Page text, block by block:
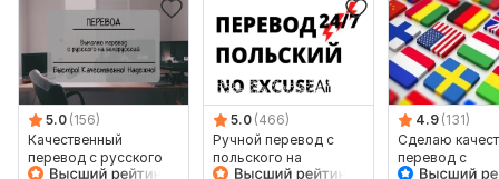
5.0 (156)
Качественный
перевод с русского
языка на белорусский
5.0 (466)
Ручной перевод с
польского на
польский
4.9 (131)
Сделаю
перевод с
украинского